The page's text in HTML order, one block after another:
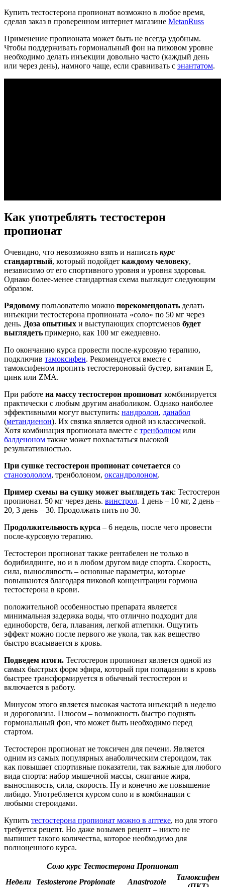
Купить тестостерона пропионат возможно в любое время,
сделав заказ в проверенном интернет магазине MetanRuss
Применение пропионата может быть не всегда удобным.
Чтобы поддерживать гормональный фон на пиковом уровне
необходимо делать инъекции довольно часто (каждый день
или через день), намного чаще, если сравнивать с энантатом.
Как употреблять тестостерон
пропионат
Очевидно, что невозможно взять и написать курс
стандартный, который подойдет каждому человеку,
независимо от его спортивного уровня и уровня здоровья.
Однако более-менее стандартная схема выглядит следующим
образом.
Рядовому пользователю можно порекомендовать делать
инъекции тестостерона пропионата «соло» по 50 мг через
день. Доза опытных и выступающих спортсменов будет
выглядеть примерно, как 100 мг ежедневно.
По окончанию курса провести после-курсовую терапию,
подключив тамоксифен. Рекомендуется вместе с
тамоксифеном пропить тестостероновый бустер, витамин Е,
цинк или ZMA.
При работе на массу тестостерон пропионат комбинируется
практически с любым другим анаболиком. Однако наиболее
эффективными могут выступить: нандролон, данабол
(метандиенон). Их связка является одной из классической.
Хотя комбинация пропионата вместе с тренболном или
балденоном также может похвастаться высокой
результативностью.
При сушке тестостерон пропионат сочетается со
станозололом, тренболоном, оксандролоном.
Пример схемы на сушку может выглядеть так: Тестостерон
пропионат. 50 мг через день. винстрол. 1 день – 10 мг, 2 день –
20, 3 день – 30. Продолжать пить по 30.
Продолжительность курса – 6 недель, после чего провести
после-курсовую терапию.
Тестостерон пропионат также рентабелен не только в
бодибилдинге, но и в любом другом виде спорта. Скорость,
сила, выносливость – основные параметры, которые
повышаются благодаря пиковой концентрации гормона
тестостерона в крови.
положительной особенностью препарата является
минимальная задержка воды, что отлично подходит для
единоборств, бега, плавания, легкой атлетики. Ощутить
эффект можно после первого же укола, так как вещество
быстро всасывается в кровь.
Подведем итоги. Тестостерон пропионат является одной из
самых быстрых форм эфира, который при попадании в кровь
быстрее трансформируется в обычный тестостерон и
включается в работу.
Минусом этого является высокая частота инъекций в неделю
и дороговизна. Плюсом – возможность быстро поднять
гормональный фон, что может быть необходимо перед
стартом.
Тестостерон пропионат не токсичен для печени. Является
одним из самых популярных анаболическим стероидом, так
как повышает спортивные показатели, так важные для любого
вида спорта: набор мышечной массы, сжигание жира,
выносливость, сила, скорость. Ну и конечно же повышение
либидо. Употребляется курсом соло и в комбинации с
любыми стероидами.
Купить тестостерона пропионат можно в аптеке, но для этого
требуется рецепт. Но даже возымев рецепт – никто не
выпишет такого количества, которое необходимо для
полноценного курса.
Соло курс Тестостерона Пропионат
Недели
Testosterone Propionate Anastrozole
Тамоксифен